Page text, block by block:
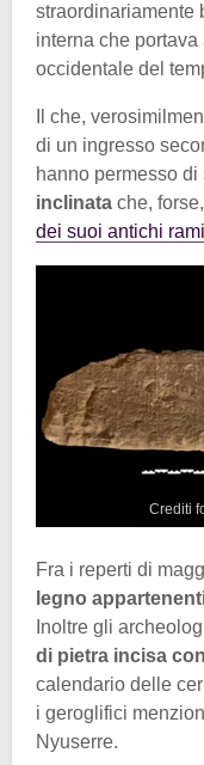
straordinariamente
interna che
occidentale del
Il che,
di un ingresso
hanno permesso
inclinata che,
dei suoi antichi rami
Crediti
Fra i reperti di
legno
Inoltre gli
di pietra incisa
calendario delle
i geroglifici
Nyuserre.